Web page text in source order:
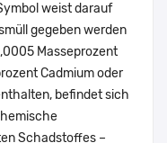
weist darauf
gegeben werden
Masseprozent
Cadmium oder
befindet sich
Schadstoffes –